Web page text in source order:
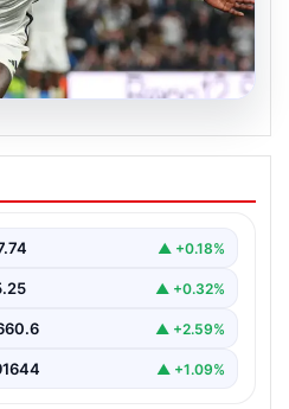
Junior ile Yeni
Açıkladı
beklenen gelişmeyle▲ +0.18%
▲ +0.32%
▲ +2.59%
▲ +1.09%